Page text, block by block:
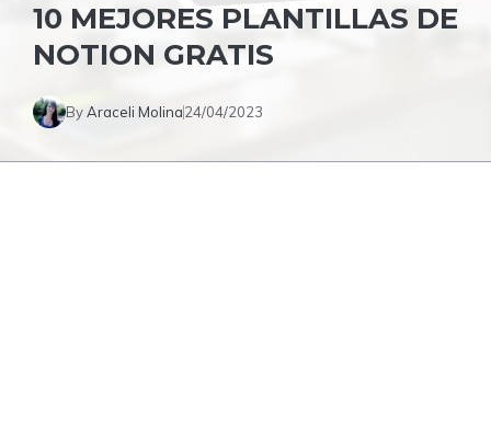
10 MEJORES PLANTILLAS DE
NOTION GRATIS
ByAraceli Molina24/04/2023